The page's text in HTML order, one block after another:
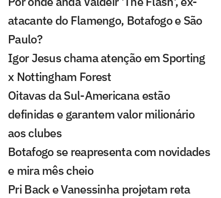
atacante do Flamengo, Botafogo e São
Paulo?
Igor Jesus chama atenção em Sporting
x Nottingham Forest
Oitavas da Sul-Americana estão
definidas e garantem valor milionário
aos clubes
Botafogo se reapresenta com novidades
e mira mês cheio
Pri Back e Vanessinha projetam reta